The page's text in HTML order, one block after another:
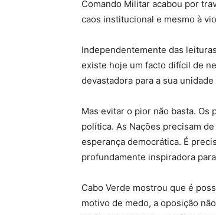
Comando Militar acabou por
caos institucional e mesmo à
Independentemente das
existe hoje um facto difícil de
devastadora para a sua unidade
Mas evitar o pior não basta.
política. As Nações precisam
esperança democrática. É
profundamente inspiradora
Cabo Verde mostrou que é
motivo de medo, a oposição